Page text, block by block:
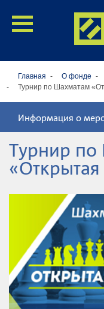
Главная О фонде
Турнир по Шахматам
Информация о
Турнир
«Открытая